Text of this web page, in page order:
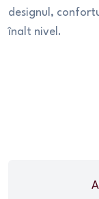
designul,
înalt nivel.